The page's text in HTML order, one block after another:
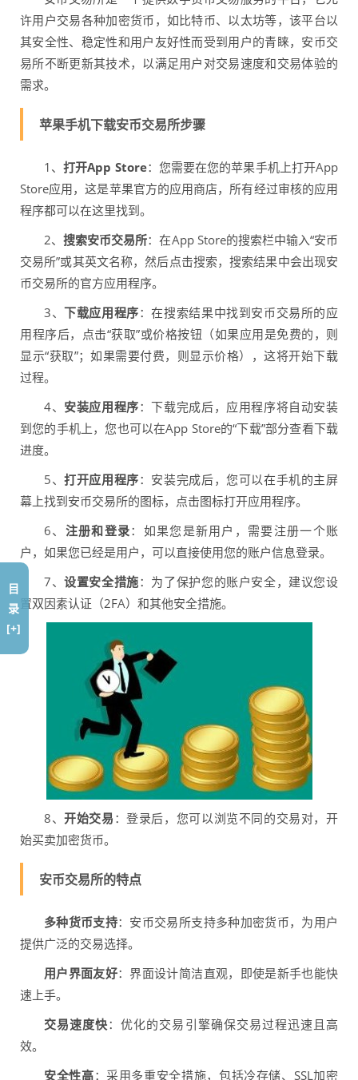
许用户交易各种加密货币，如比特币、以太坊等，该平台以
其安全性、稳定性和用户友好性而受到用户的青睐，安币交
易所不断更新其技术，以满足用户对交易速度和交易体验的
需求。
苹果手机下载安币交易所步骤
1、打开App Store：您需要在您的苹果手机上打开App
Store应用，这是苹果官方的应用商店，所有经过审核的应用
程序都可以在这里找到。
2、搜索安币交易所：在App Store的搜索栏中输入“安币
交易所”或其英文名称，然后点击搜索，搜索结果中会出现安
币交易所的官方应用程序。
3、下载应用程序：在搜索结果中找到安币交易所的应
用程序后，点击“获取”或价格按钮（如果应用是免费的，则
显示“获取”；如果需要付费，则显示价格），这将开始下载
过程。
4、 安装应用程序：下载完成后，应用程序将自动安装
到您的手机上，您也可以在App Store的“下载”部分查看下载
进度。
5、打开应用程序：安装完成后，您可以在手机的主屏
幕上找到安币交易所的图标，点击图标打开应用程序。
6、 注册和登录：如果您是新用户，需要注册一个账
户，如果您已经是用户，可以直接使用您的账户信息登录。
7、设置安全措施：为了保护您的账户安全，建议您设
置双因素认证（2FA）和其他安全措施。
8、开始交易 ：登录后，您可以浏览不同的交易对，开
始买卖加密货币。
安币交易所的特点
多种货币支持：安币交易所支持多种加密货币，为用户
提供广泛的交易选择。
用户界面友好：界面设计简洁直观，即使是新手也能快
速上手。
交易速度快：优化的交易引擎确保交易过程迅速且高
效。
安全性高：采用多重安全措施，包括冷存储、SSL加密
目
录
[+]